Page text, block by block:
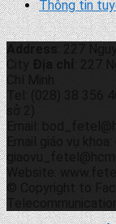
Thông tin
Address
: 227
Địa chỉ
: 227
Tel: (028) 38 356
sở 2)
Email:
Email giáo vụ
Website:
© Copyright to